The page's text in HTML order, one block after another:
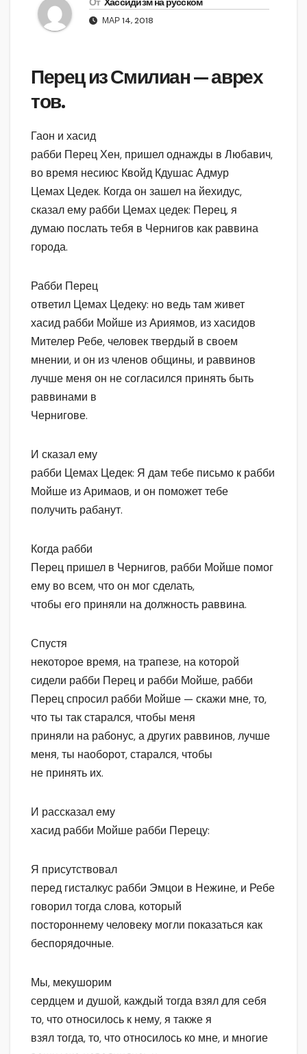
От Хассидизм на русском
МАР 14, 2018
Перец из Смилиан — аврех
тов.
Гаон и хасид
рабби Перец Хен, пришел однажды в Любавич,
во время несиюс Квойд Кдушас Адмур
Цемах Цедек. Когда он зашел на йехидус,
сказал ему рабби Цемах цедек: Перец, я
думаю послать тебя в Чернигов как раввина
города.
Рабби Перец
ответил Цемах Цедеку: но ведь там живет
хасид рабби Мойше из Ариямов, из хасидов
Мителер Ребе, человек твердый в своем
мнении, и он из членов общины, и раввинов
лучше меня он не согласился принять быть
раввинами в
Чернигове.
И сказал ему
рабби Цемах Цедек: Я дам тебе письмо к рабби
Мойше из Аримаов, и он поможет тебе
получить рабанут.
Когда рабби
Перец пришел в Чернигов, рабби Мойше помог
ему во всем, что он мог сделать,
чтобы его приняли на должность раввина.
Спустя
некоторое время, на трапезе, на которой
сидели рабби Перец и рабби Мойше, рабби
Перец спросил рабби Мойше — скажи мне, то,
что ты так старался, чтобы меня
приняли на рабонус, а других раввинов, лучше
меня, ты наоборот, старался, чтобы
не принять их.
И рассказал ему
хасид рабби Мойше рабби Перецу:
Я присутствовал
перед гисталкус рабби Эмцои в Нежине, и Ребе
говорил тогда слова, который
постороннему человеку могли показаться как
беспорядочные.
Мы, мекушорим
сердцем и душой, каждый тогда взял для себя
то, что относилось к нему, я также я
взял тогда, то, что относилось ко мне, и многие